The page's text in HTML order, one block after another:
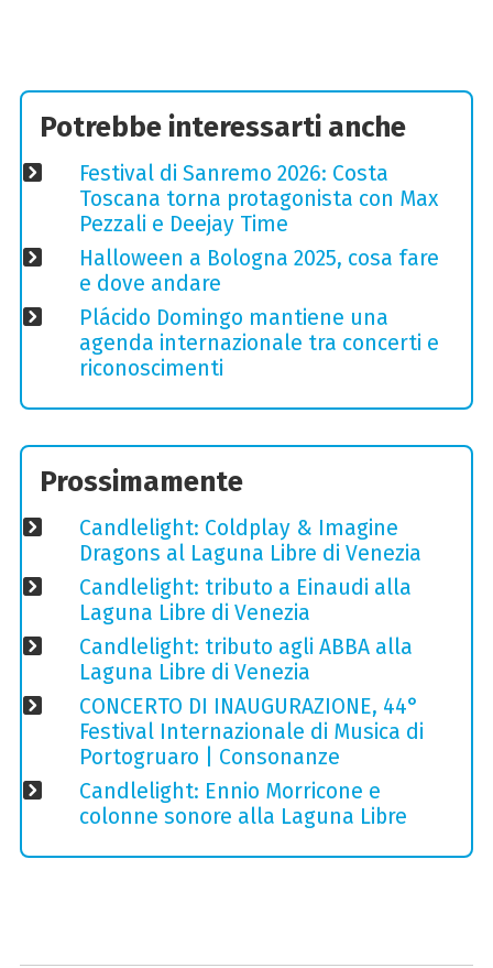
Potrebbe interessarti anche
Festival di Sanremo 2026: Costa
Toscana torna protagonista con Max
Pezzali e Deejay Time
Halloween a Bologna 2025, cosa fare
e dove andare
Plácido Domingo mantiene una
agenda internazionale tra concerti e
riconoscimenti
Prossimamente
Candlelight: Coldplay & Imagine
Dragons al Laguna Libre di Venezia
Candlelight: tributo a Einaudi alla
Laguna Libre di Venezia
Candlelight: tributo agli ABBA alla
Laguna Libre di Venezia
CONCERTO DI INAUGURAZIONE, 44°
Festival Internazionale di Musica di
Portogruaro | Consonanze
Candlelight: Ennio Morricone e
colonne sonore alla Laguna Libre